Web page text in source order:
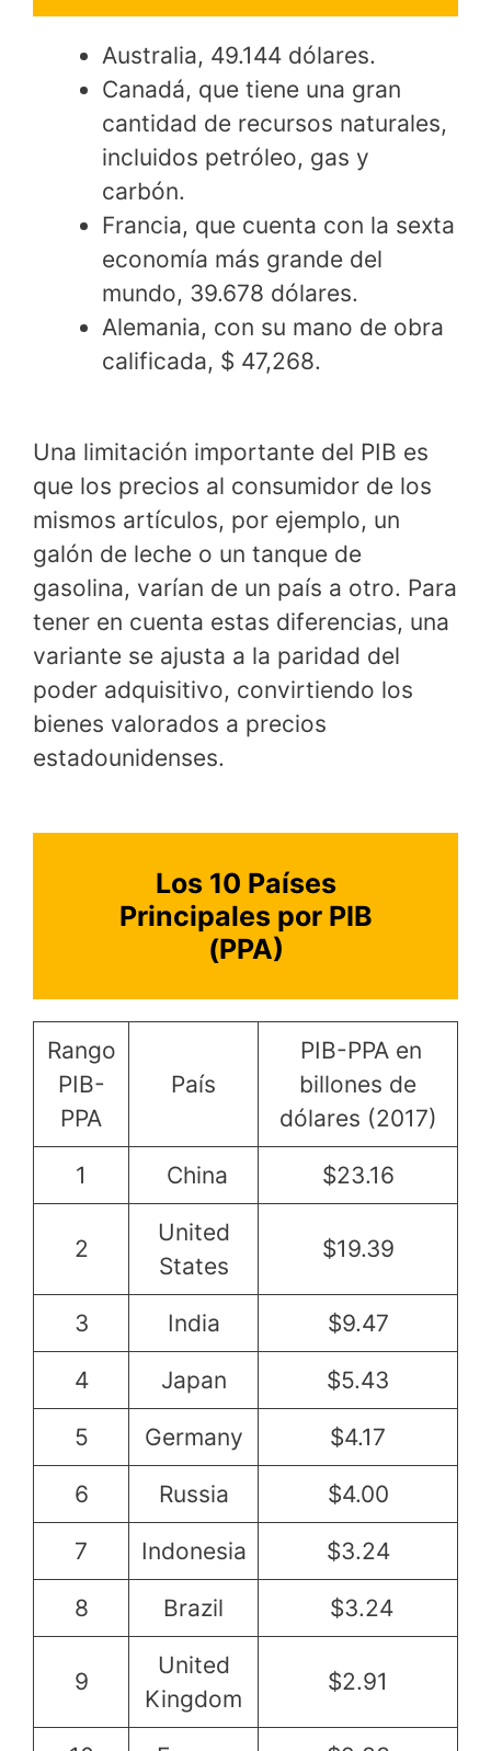
Australia, 49.144 dólares.
Canadá, que tiene una gran
cantidad de recursos naturales,
incluidos petróleo, gas y
carbón.
Francia, que cuenta con la sexta
economía más grande del
mundo, 39.678 dólares.
Alemania, con su mano de obra
calificada, $ 47,268.
Una limitación importante del PIB es
que los precios al consumidor de los
mismos artículos, por ejemplo, un
galón de leche o un tanque de
gasolina, varían de un país a otro. Para
tener en cuenta estas diferencias, una
variante se ajusta a la paridad del
poder adquisitivo, convirtiendo los
bienes valorados a precios
estadounidenses.
Los 10 Países
Principales por PIB
(PPA)
Rango
PIB-
PPA
País
PIB-PPA en
billones de
dólares (2017)
1 China $23.16
2
United
States
$19.39
3 India $9.47
4 Japan $5.43
5 Germany $4.17
6 Russia $4.00
7 Indonesia $3.24
8 Brazil $3.24
9
United
Kingdom
$2.91